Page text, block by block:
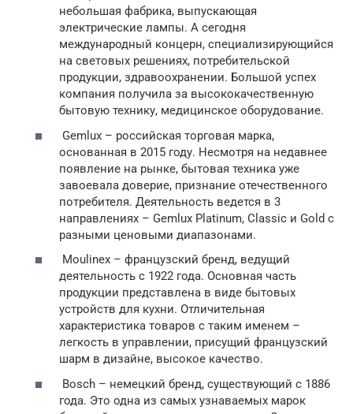
небольшая фабрика, выпускающая
электрические лампы. А сегодня
международный концерн, специализирующийся
на световых решениях, потребительской
продукции, здравоохранении. Большой успех
компания получила за высококачественную
бытовую технику, медицинское оборудование.
Gemlux – российская торговая марка,
основанная в 2015 году. Несмотря на недавнее
появление на рынке, бытовая техника уже
завоевала доверие, признание отечественного
потребителя. Деятельность ведется в 3
направлениях – Gemlux Platinum, Classic и Gold с
разными ценовыми диапазонами.
Moulinex – французский бренд, ведущий
деятельность с 1922 года. Основная часть
продукции представлена в виде бытовых
устройств для кухни. Отличительная
характеристика товаров с таким именем –
легкость в управлении, присущий французский
шарм в дизайне, высокое качество.
Bosch – немецкий бренд, существующий с 1886
года. Это одна из самых узнаваемых марок